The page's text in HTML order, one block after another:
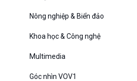
Nông nghiệp & Biển đảo
Khoa học & Công nghệ
Multimedia
Góc nhìn VOV1